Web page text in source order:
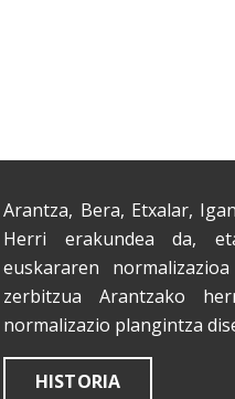
Arantza, Bera, Etxalar,
Herri erakundea da,
euskararen
zerbitzua Arantzako
normalizazio plangintza
HISTORIA